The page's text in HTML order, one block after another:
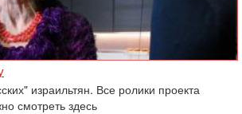
израильтян. Все ролики проекта
смотреть здесь